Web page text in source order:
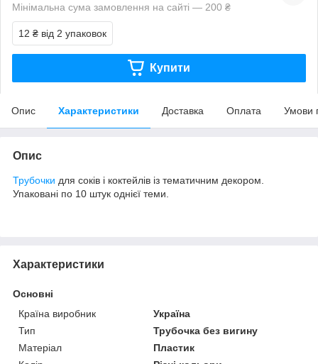
Мінімальна сума замовлення на сайті — 200 ₴
12 ₴ від 2 упаковок
Купити
Опис Характеристики Доставка Оплата Умови
Опис
Трубочки для соків і коктейлів із тематичним декором.
Упаковані по 10 штук однієї теми.
Характеристики
Основні
Країна виробник
Україна
Тип
Трубочка без вигину
Матеріал
Пластик